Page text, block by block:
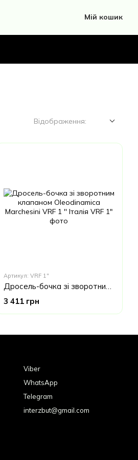
Мій кошик
Відображення:
Артикул: VRF 1"
3 411 грн
Viber
WhatsApp
Telegram
interzbut@gmail.com